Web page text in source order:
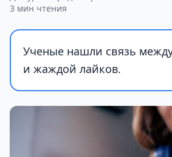
3 мин чтения
Ученые нашли связь
и жаждой лайков.